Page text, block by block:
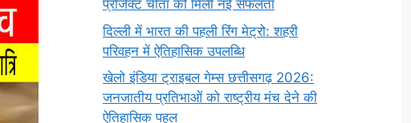
प्रोजेक्ट चीता को मिली नई सफलता
दिल्ली में भारत की पहली रिंग मेट्रो: शहरी
परिवहन में ऐतिहासिक उपलब्धि
खेलो इंडिया ट्राइबल गेम्स छत्तीसगढ़ 2026:
जनजातीय प्रतिभाओं को राष्ट्रीय मंच देने की
ऐतिहासिक पहल